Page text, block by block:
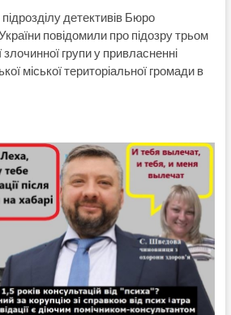
детективів Бюро
повідомили про підозру трьом
злочинної групи у привласненні
міської територіальної громади в